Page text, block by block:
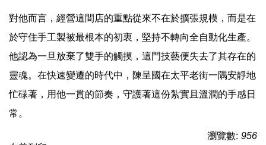
對他而言，經營這間店的重點從來不在於擴張規模，而是在
於守住手工製被最根本的初衷，堅持不轉向全自動化生產。
他認為一旦放棄了雙手的觸摸，這門技藝便失去了其存在的
靈魂。在快速變遷的時代中，陳呈國在太平老街一隅安靜地
忙碌著，用他一貫的節奏，守護著這份紮實且溫潤的手感日
常。
瀏覽數: 956